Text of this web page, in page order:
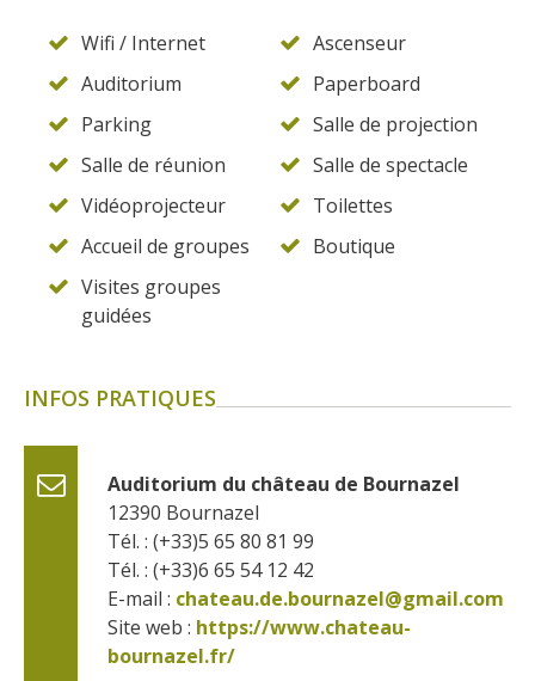
Wifi / Internet
Ascenseur
Auditorium
Paperboard
Parking
Salle de projection
Salle de réunion
Salle de spectacle
Vidéoprojecteur
Toilettes
Accueil de groupes
Boutique
Visites groupes
guidées
INFOS PRATIQUES
Auditorium du château de Bournazel
12390 Bournazel
Tél. : (+33)5 65 80 81 99
Tél. : (+33)6 65 54 12 42
E-mail : chateau.de.bournazel@gmail.com
Site web : https://www.chateau-
bournazel.fr/